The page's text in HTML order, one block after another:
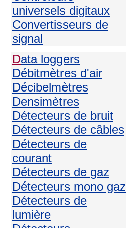
universels digitaux
Convertisseurs de
signal
Data loggers
Débitmètres d'air
Décibelmètres
Densimètres
Détecteurs de bruit
Détecteurs de câbles
Détecteurs de
courant
Détecteurs de gaz
Détecteurs mono gaz
Détecteurs de
lumière